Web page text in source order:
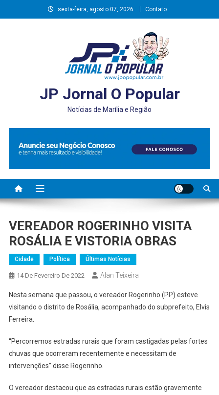
to
sexta-feira, agosto 07, 2026 Contato
JP Jornal O Popular
Notícias de Marília e Região
VEREADOR ROGERINHO VISITA
ROSÁLIA E VISTORIA OBRAS
Cidade Política Últimas Notícias
14 De Fevereiro De 2022 Alan Teixeira
Nesta semana que passou, o vereador Rogerinho (PP) esteve
visitando o distrito de Rosália, acompanhado do subprefeito, Elvis
Ferreira.
“Percorremos estradas rurais que foram castigadas pelas fortes
chuvas que ocorreram recentemente e necessitam de
intervenções” disse Rogerinho.
O vereador destacou que as estradas rurais estão gravemente